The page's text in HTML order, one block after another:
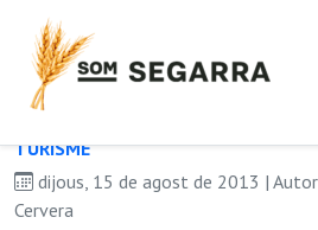
TURISME
dijous, 15 de agost de 2013 |
Cervera